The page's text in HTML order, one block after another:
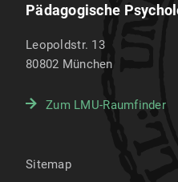
Pädagogische
Leopoldstr. 13
80802 München
Zum LMU-Raumfinder
Sitemap